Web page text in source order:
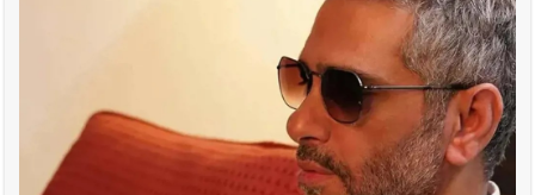
أخبار صيدا
بالصور : بلدية صيدا تستقبل السيد محمد زيدان:
استعراض شامل لمشاريع وتأكيدٌ على حماية القيمة التراثية للمدينة
القديمة